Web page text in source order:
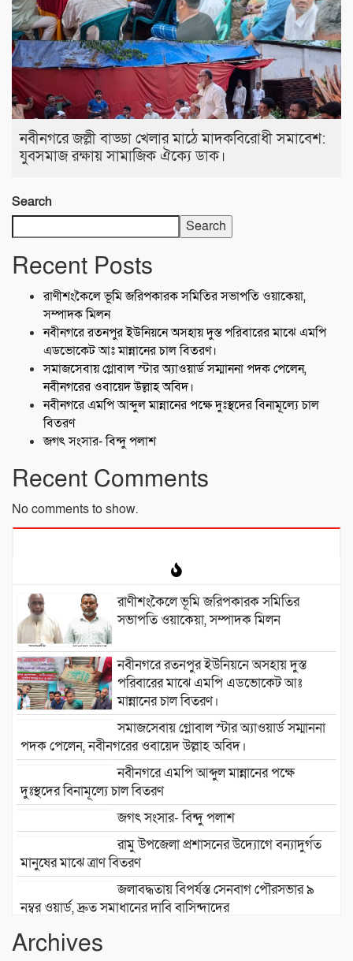
নবীনগরে জল্লী বাড্ডা খেলার মাঠে মাদকবিরোধী সমাবেশ:
যুবসমাজ রক্ষায় সামাজিক ঐক্যে ডাক।
Search
Search
Recent Posts
রাণীশংকৈলে ভূমি জরিপকারক সমিতির সভাপতি ওয়াকেয়া,
সম্পাদক মিলন
নবীনগরে রতনপুর ইউনিয়নে অসহায় দুস্ত পরিবারের মাঝে এমপি
এডভোকেট আঃ মান্নানের চাল বিতরণ।
সমাজসেবায় গ্লোবাল স্টার অ্যাওয়ার্ড সম্মাননা পদক পেলেন,
নবীনগরের ওবায়েদ উল্লাহ অবিদ।
নবীনগরে এমপি আব্দুল মান্নানের পক্ষে দুঃস্থদের বিনামূল্যে চাল
বিতরণ
জগৎ সংসার- বিন্দু পলাশ
Recent Comments
No comments to show.
রাণীশংকৈলে ভূমি জরিপকারক সমিতির
সভাপতি ওয়াকেয়া, সম্পাদক মিলন
নবীনগরে রতনপুর ইউনিয়নে অসহায় দুস্ত
পরিবারের মাঝে এমপি এডভোকেট আঃ
মান্নানের চাল বিতরণ।
সমাজসেবায় গ্লোবাল স্টার অ্যাওয়ার্ড সম্মাননা
পদক পেলেন, নবীনগরের ওবায়েদ উল্লাহ অবিদ।
নবীনগরে এমপি আব্দুল মান্নানের পক্ষে
দুঃস্থদের বিনামূল্যে চাল বিতরণ
জগৎ সংসার- বিন্দু পলাশ
রামু উপজেলা প্রশাসনের উদ্যোগে বন্যাদুর্গত
মানুষের মাঝে ত্রাণ বিতরণ
জলাবদ্ধতায় বিপর্যস্ত সেনবাগ পৌরসভার ৯
নম্বর ওয়ার্ড, দ্রুত সমাধানের দাবি বাসিন্দাদের
Archives